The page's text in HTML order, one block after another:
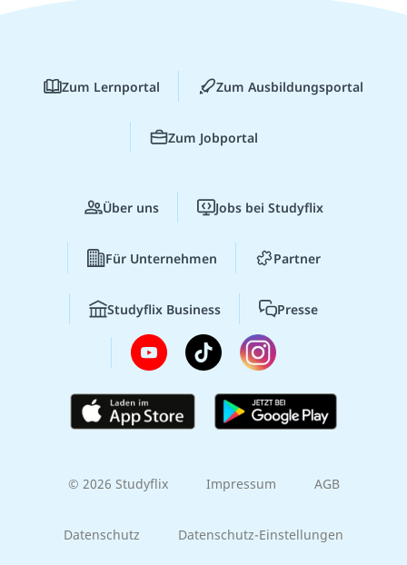
Zum Lernportal Zum Ausbildungsportal
Zum Jobportal
Über uns Jobs bei Studyflix
Für Unternehmen Partner
Studyflix Business Presse
© 2026 Studyflix Impressum AGB
Datenschutz Datenschutz-Einstellungen